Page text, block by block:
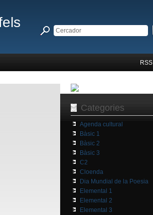
RSS
Categories
Agenda cultural
Bàsic 1
Bàsic 2
Bàsic 3
C2
Cloenda
Dia Mundial de la Poesia
Elemental 1
Elemental 2
Elemental 3